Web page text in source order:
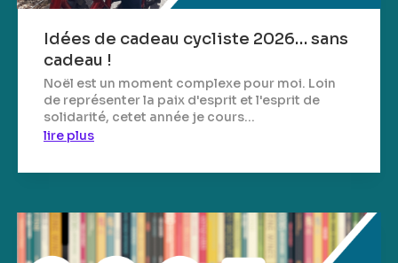
Idées de cadeau cycliste 2026… sans
cadeau !
Noël est un moment complexe pour moi. Loin
de représenter la paix d'esprit et l'esprit de
solidarité, cetet année je cours...
lire plus